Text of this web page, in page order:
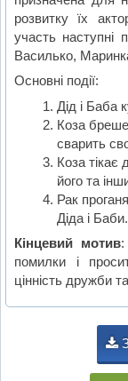
розвитку їх
участь наступні
Василько,
Основні події:
Дід і Баба
Коза
сварить
Коза тікає
його та
Рак
Діда і Баби.
Кінцевий мотив:
помилки і
цінність дружби